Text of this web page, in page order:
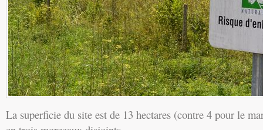
La superficie du site est de 13 hectares (contre 4 pour le